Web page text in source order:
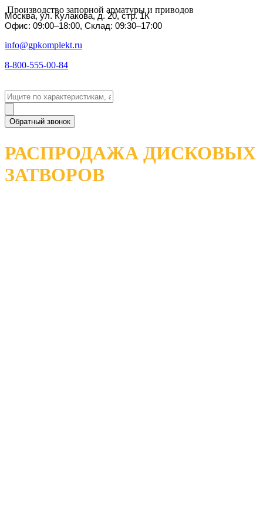
Производство запорной арматуры и приводов
Москва, ул. Кулакова, д. 20, стр. 1К
Офис: 09:00–18:00, Склад: 09:30–17:00
info@gpkomplekt.ru
8-800-555-00-84
Обратный звонок
РАСПРОДАЖА ДИСКОВЫХ
ЗАТВОРОВ